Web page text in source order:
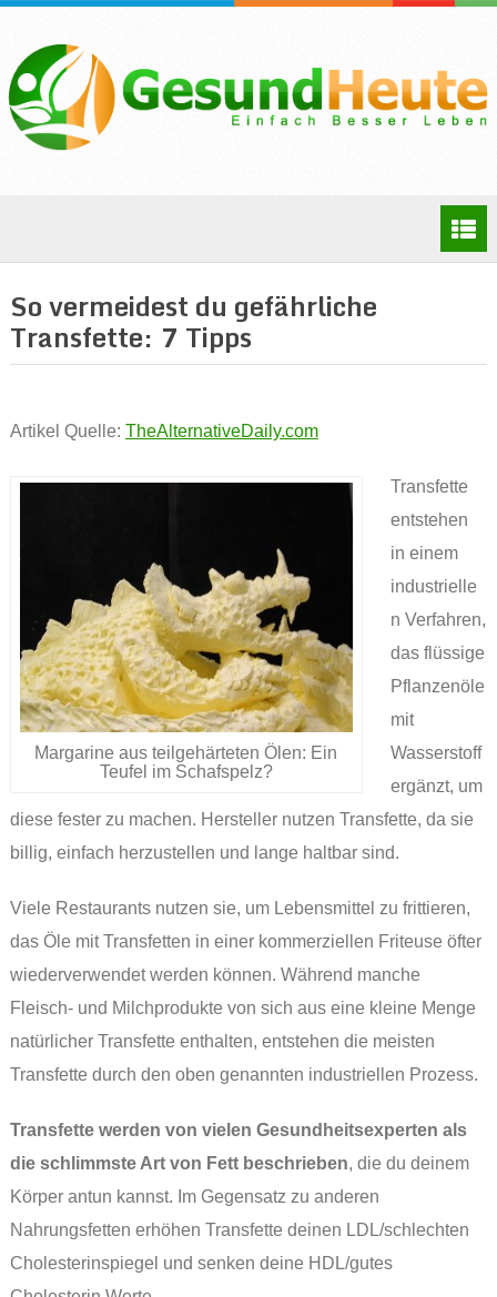
So vermeidest du gefährliche
Transfette: 7 Tipps
Artikel Quelle: TheAlternativeDaily.com
Margarine aus teilgehärteten Ölen: Ein
Teufel im Schafspelz?
Transfette
entstehen
in einem
industrielle
n Verfahren,
das flüssige
Pflanzenöle
mit
Wasserstoff
ergänzt, um
diese fester zu machen. Hersteller nutzen Transfette, da sie
billig, einfach herzustellen und lange haltbar sind.
Viele Restaurants nutzen sie, um Lebensmittel zu frittieren,
das Öle mit Transfetten in einer kommerziellen Friteuse öfter
wiederverwendet werden können. Während manche
Fleisch- und Milchprodukte von sich aus eine kleine Menge
natürlicher Transfette enthalten, entstehen die meisten
Transfette durch den oben genannten industriellen Prozess.
Transfette werden von vielen Gesundheitsexperten als
die schlimmste Art von Fett beschrieben, die du deinem
Körper antun kannst. Im Gegensatz zu anderen
Nahrungsfetten erhöhen Transfette deinen LDL/schlechten
Cholesterinspiegel und senken deine HDL/gutes